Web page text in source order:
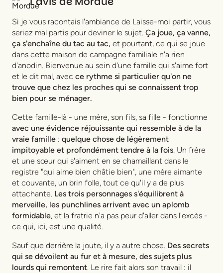
Si je vous racontais l'ambiance de Laisse-moi partir, vous
seriez mal partis pour deviner le sujet. Ça joue, ça vanne,
ça s'enchaîne du tac au tac, et pourtant, ce qui se joue
dans cette maison de campagne familiale n'a rien
d'anodin. Bienvenue au sein d'une famille qui s'aime fort
et le dit mal, avec ce rythme si particulier qu'on ne
trouve que chez les proches qui se connaissent trop
bien pour se ménager.
Cette famille-là - une mère, son fils, sa fille - fonctionne
avec une évidence réjouissante qui ressemble à de la
vraie famille : quelque chose de légèrement
impitoyable et profondément tendre à la fois. Un frère
et une sœur qui s'aiment en se chamaillant dans le
registre "qui aime bien châtie bien", une mère aimante
et couvante, un brin folle, tout ce qu'il y a de plus
attachante. Les trois personnages s'équilibrent à
merveille, les punchlines arrivent avec un aplomb
formidable, et la fratrie n'a pas peur d'aller dans l'excès -
ce qui, ici, est une qualité.
Sauf que derrière la joute, il y a autre chose. Des secrets
qui se dévoilent au fur et à mesure, des sujets plus
lourds qui remontent. Le rire fait alors son travail : il